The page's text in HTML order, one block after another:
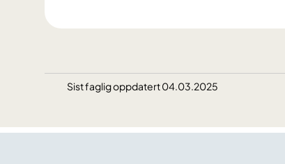
Sist faglig oppdatert 04.03.2025